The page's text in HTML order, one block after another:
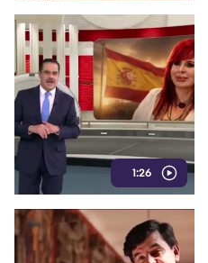
1:26